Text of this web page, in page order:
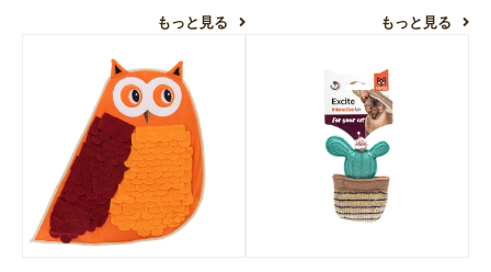
もっと見る もっと見る